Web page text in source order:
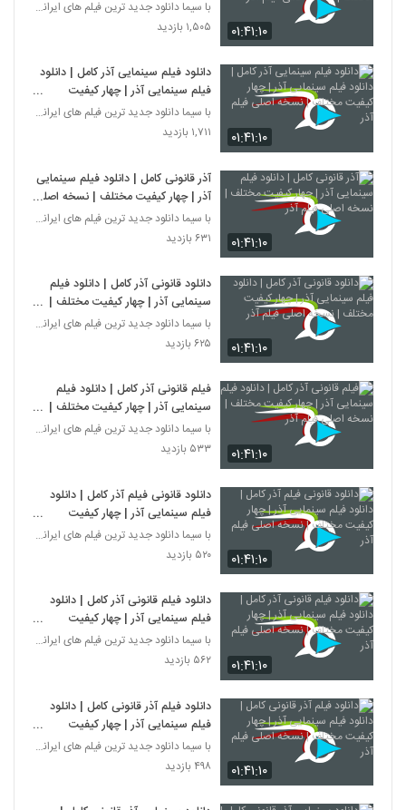
۰۱:۴۱:۱۰
با سیما دانلود جدید ترین فیلم های ایرانی را در لحظ
۱,۵۰۵ بازدید
۰۱:۴۱:۱۰
دانلود فیلم سینمایی آذر کامل | دانلود
فیلم سینمایی آذر | چهار کیفیت
مختلف | نسخه اصلی فیلم آذر
با سیما دانلود جدید ترین فیلم های ایرانی را در لحظ
۱,۷۱۱ بازدید
۰۱:۴۱:۱۰
آذر قانونی کامل | دانلود فیلم سینمایی
آذر | چهار کیفیت مختلف | نسخه اصلی
فیلم آذر
با سیما دانلود جدید ترین فیلم های ایرانی را در لحظ
۶۳۱ بازدید
۰۱:۴۱:۱۰
دانلود قانونی آذر کامل | دانلود فیلم
سینمایی آذر | چهار کیفیت مختلف |
نسخه اصلی فیلم آذر
با سیما دانلود جدید ترین فیلم های ایرانی را در لحظ
۶۲۵ بازدید
۰۱:۴۱:۱۰
فیلم قانونی آذر کامل | دانلود فیلم
سینمایی آذر | چهار کیفیت مختلف |
نسخه اصلی فیلم آذر
با سیما دانلود جدید ترین فیلم های ایرانی را در لحظ
۵۳۳ بازدید
۰۱:۴۱:۱۰
دانلود قانونی فیلم آذر کامل | دانلود
فیلم سینمایی آذر | چهار کیفیت
مختلف | نسخه اصلی فیلم آذر
با سیما دانلود جدید ترین فیلم های ایرانی را در لحظ
۵۲۰ بازدید
۰۱:۴۱:۱۰
دانلود فیلم قانونی آذر کامل | دانلود
فیلم سینمایی آذر | چهار کیفیت
مختلف | نسخه اصلی فیلم آذر
با سیما دانلود جدید ترین فیلم های ایرانی را در لحظ
۵۶۲ بازدید
۰۱:۴۱:۱۰
دانلود فیلم آذر قانونی کامل | دانلود
فیلم سینمایی آذر | چهار کیفیت
مختلف | نسخه اصلی فیلم آذر
با سیما دانلود جدید ترین فیلم های ایرانی را در لحظ
۴۹۸ بازدید